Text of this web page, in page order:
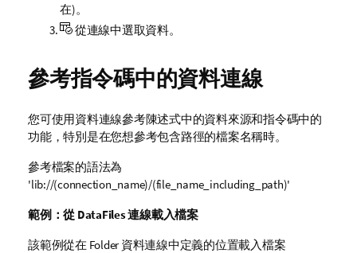
在)。
從連線中選取資料。
參考指令碼中的資料連線
您可使用資料連線參考陳述式中的資料來源和指令碼中的
功能，特別是在您想參考包含路徑的檔案名稱時。
參考檔案的語法為
'lib://(connection_name)/(file_name_including_path)'
範例：從 DataFiles 連線載入檔案
該範例從在 Folder資料連線中定義的位置載入檔案